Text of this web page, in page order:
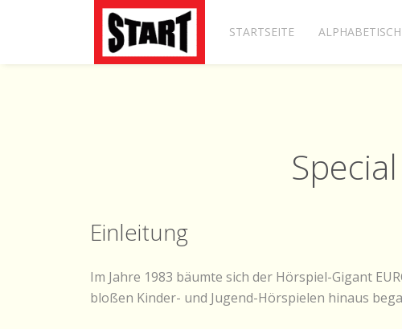
STARTSEITE ALPHABETISCH
Einleitung
Im Jahre 1983 bäumte sich der Hörspiel-Gigant
bloßen Kinder- und Jugend-Hörspielen hinaus